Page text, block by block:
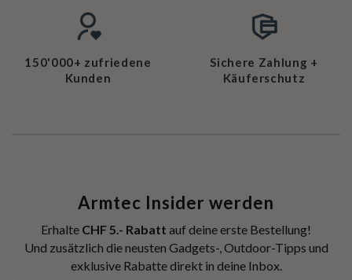
150'000+ zufriedene
Kunden
Sichere Zahlung +
Käuferschutz
Armtec Insider werden
Erhalte CHF 5.- Rabatt auf deine erste Bestellung!
Und zusätzlich die neusten Gadgets-, Outdoor-Tipps und
exklusive Rabatte direkt in deine Inbox.